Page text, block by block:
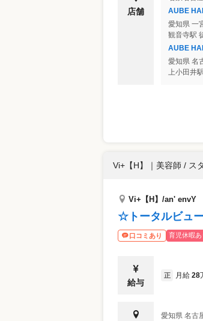
店舗
AUBE
愛知県 一
観音寺駅
AUBE
愛知県 名
上小田井
Vi+【H】 ｜ 美容師 / ス
Vi+【H】/an' envY
☆トータルビュ
口コミあり 育児休暇あ
給与
正 月給 28
愛知県 名古